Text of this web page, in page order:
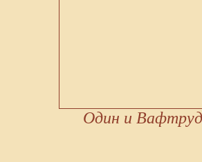
Один и